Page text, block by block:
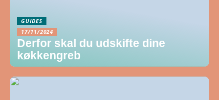
GUIDES
17/11/2024
Derfor skal du udskifte dine
køkkengreb